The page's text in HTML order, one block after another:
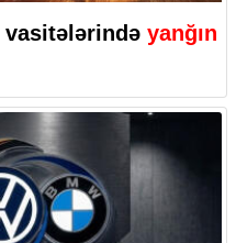
yanğın